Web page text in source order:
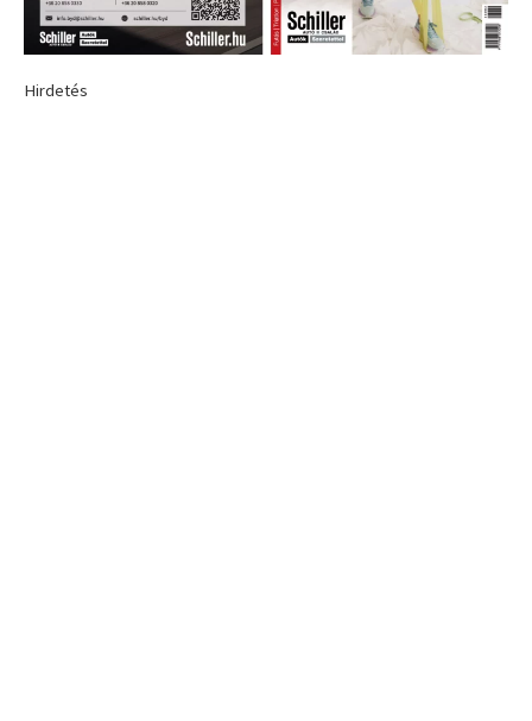
Hirdetés